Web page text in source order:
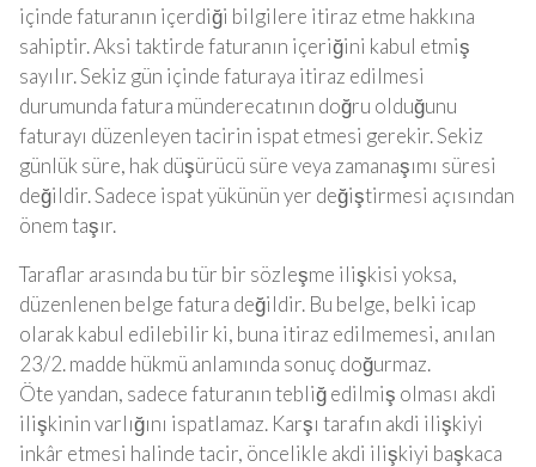
içinde faturanın içerdiği bilgilere itiraz etme hakkına
sahiptir. Aksi taktirde faturanın içeriğini kabul etmiş
sayılır. Sekiz gün içinde faturaya itiraz edilmesi
durumunda fatura münderecatının doğru olduğunu
faturayı düzenleyen tacirin ispat etmesi gerekir. Sekiz
günlük süre, hak düşürücü süre veya zamanaşımı süresi
değildir. Sadece ispat yükünün yer değiştirmesi açısından
önem taşır.
Taraflar arasında bu tür bir sözleşme ilişkisi yoksa,
düzenlenen belge fatura değildir. Bu belge, belki icap
olarak kabul edilebilir ki, buna itiraz edilmemesi, anılan
23/2. madde hükmü anlamında sonuç doğurmaz.
Öte yandan, sadece faturanın tebliğ edilmiş olması akdi
ilişkinin varlığını ispatlamaz. Karşı tarafın akdi ilişkiyi
inkâr etmesi halinde tacir, öncelikle akdi ilişkiyi başkaca